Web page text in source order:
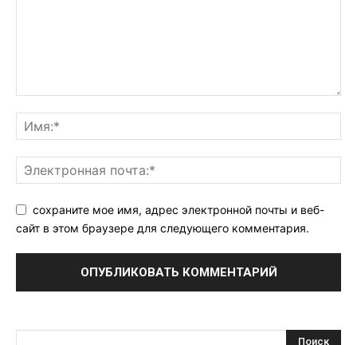
сохраните мое имя, адрес электронной почты и веб-
сайт в этом браузере для следующего комментария.